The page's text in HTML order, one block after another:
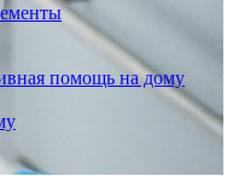
помощь на дому